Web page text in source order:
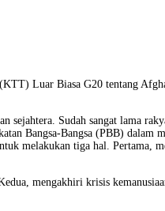
Luar Biasa G20 tentang
Sudah sangat lama
Bangsa-Bangsa (PBB)
melakukan tiga hal. Pertama,
mengakhiri krisis